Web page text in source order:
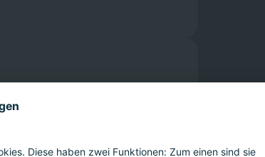
Data Cloud
Du Dir einen
rein auf